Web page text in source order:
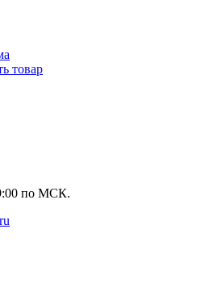
товар
по МСК.